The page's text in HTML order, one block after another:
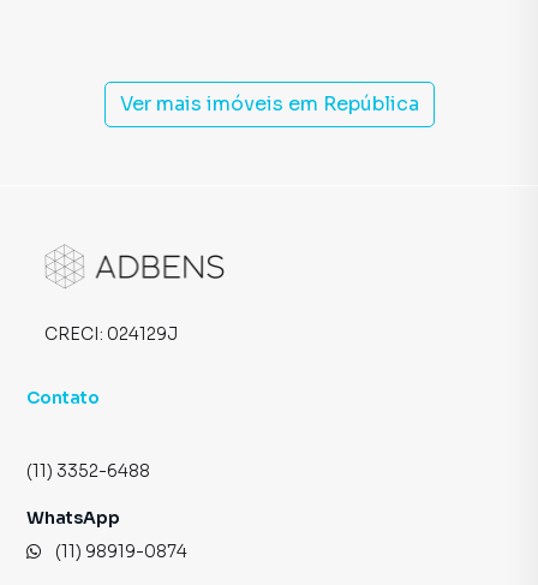
Ver mais imóveis em República
CRECI: 024129J
Contato
(11) 3352-6488
WhatsApp
(11) 98919-0874